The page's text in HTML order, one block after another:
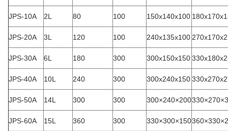
JPS-10A 2L 80 100 150x140x100
JPS-20A 3L 120 100 240x135x100
JPS-30A 6L 180 300 300x150x150
JPS-40A 10L 240 300 300x240x150
JPS-50A 14L 300 300 300×240×200
JPS-60A 15L 360 300 330×300×150